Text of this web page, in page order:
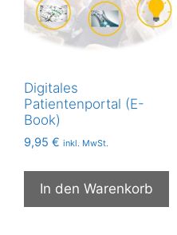
Digitales
Patientenportal (E-
Book)
9,95 € inkl. MwSt.
In den Warenkorb